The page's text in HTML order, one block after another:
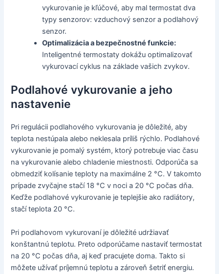
vykurovanie je kľúčové, aby mal termostat dva
typy senzorov: vzduchový senzor a podlahový
senzor.
Optimalizácia a bezpečnostné funkcie:
Inteligentné termostaty dokážu optimalizovať
vykurovací cyklus na základe vašich zvykov.
Podlahové vykurovanie a jeho
nastavenie
Pri regulácii podlahového vykurovania je dôležité, aby
teplota nestúpala alebo neklesala príliš rýchlo. Podlahové
vykurovanie je pomalý systém, ktorý potrebuje viac času
na vykurovanie alebo chladenie miestnosti. Odporúča sa
obmedziť kolísanie teploty na maximálne 2 °C. V takomto
prípade zvyčajne stačí 18 °C v noci a 20 °C počas dňa.
Keďže podlahové vykurovanie je teplejšie ako radiátory,
stačí teplota 20 °C.
Pri podlahovom vykurovaní je dôležité udržiavať
konštantnú teplotu. Preto odporúčame nastaviť termostat
na 20 °C počas dňa, aj keď pracujete doma. Takto si
môžete užívať príjemnú teplotu a zároveň šetriť energiu.